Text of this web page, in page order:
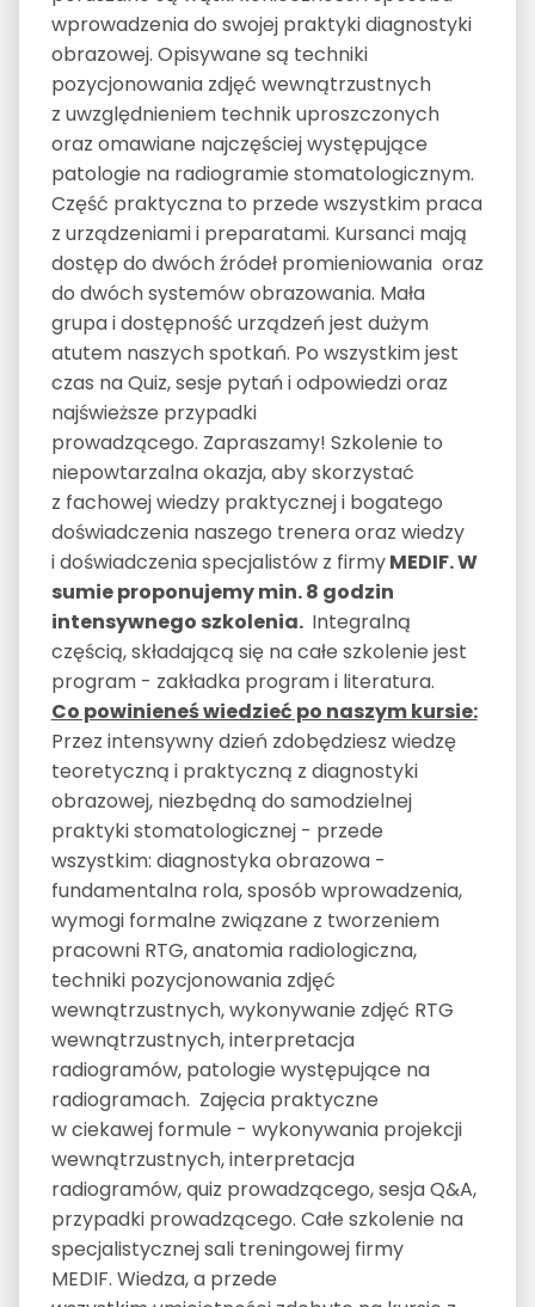
wprowadzenia do swojej praktyki diagnostyki
obrazowej. Opisywane są techniki
pozycjonowania zdjęć wewnątrzustnych
z uwzględnieniem technik uproszczonych
oraz omawiane najczęściej występujące
patologie na radiogramie stomatologicznym.
Część praktyczna to przede wszystkim praca
z urządzeniami i preparatami. Kursanci mają
dostęp do dwóch źródeł promieniowania oraz
do dwóch systemów obrazowania. Mała
grupa i dostępność urządzeń jest dużym
atutem naszych spotkań. Po wszystkim jest
czas na Quiz, sesje pytań i odpowiedzi oraz
najświeższe przypadki
prowadzącego. Zapraszamy! Szkolenie to
niepowtarzalna okazja, aby skorzystać
z fachowej wiedzy praktycznej i bogatego
doświadczenia naszego trenera oraz wiedzy
i doświadczenia specjalistów z firmyMEDIF. W
sumie proponujemy min. 8 godzin
intensywnego szkolenia. Integralną
częścią, składającą się na całe szkolenie jest
program - zakładka program i literatura.
Co powinieneś wiedzieć po naszym kursie:
Przez intensywny dzień zdobędziesz wiedzę
teoretyczną i praktyczną z diagnostyki
obrazowej, niezbędną do samodzielnej
praktyki stomatologicznej - przede
wszystkim: diagnostyka obrazowa -
fundamentalna rola, sposób wprowadzenia,
wymogi formalne związane z tworzeniem
pracowni RTG, anatomia radiologiczna,
techniki pozycjonowania zdjęć
wewnątrzustnych, wykonywanie zdjęć RTG
wewnątrzustnych, interpretacja
radiogramów, patologie występujące na
radiogramach. Zajęcia praktyczne
w ciekawej formule - wykonywania projekcji
wewnątrzustnych, interpretacja
radiogramów, quiz prowadzącego, sesja Q&A,
przypadki prowadzącego. Całe szkolenie na
specjalistycznej sali treningowej firmy
MEDIF. Wiedza, a przede